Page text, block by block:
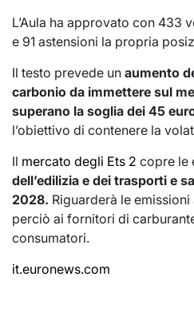
L’Aula ha approvato con 433
e 91 astensioni la propria
Il testo prevede un aumento
carbonio da immettere sul
superano la soglia dei 45
l’obiettivo di contenere la
Il mercato degli Ets 2 copre le
dell’edilizia e dei trasporti e
2028. Riguarderà le
perciò ai fornitori di
consumatori.
it.euronews.com